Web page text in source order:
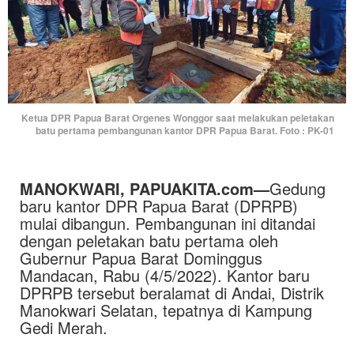
Ketua DPR Papua Barat Orgenes Wonggor saat melakukan peletakan
batu pertama pembangunan kantor DPR Papua Barat. Foto : PK-01
MANOKWARI, PAPUAKITA.com—Gedung
baru kantor DPR Papua Barat (DPRPB)
mulai dibangun. Pembangunan ini ditandai
dengan peletakan batu pertama oleh
Gubernur Papua Barat Dominggus
Mandacan, Rabu (4/5/2022). Kantor baru
DPRPB tersebut beralamat di Andai, Distrik
Manokwari Selatan, tepatnya di Kampung
Gedi Merah.